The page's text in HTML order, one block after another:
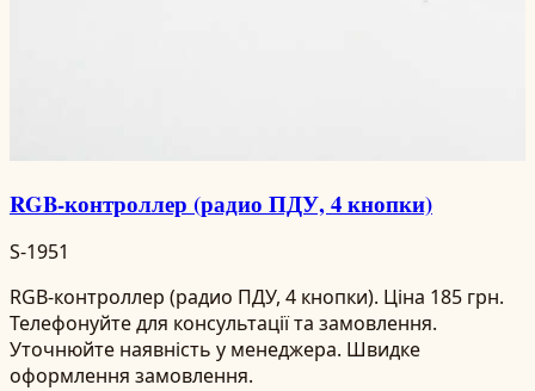
RGB-контроллер (радио ПДУ, 4 кнопки)
S-1951
RGB-контроллер (радио ПДУ, 4 кнопки). Ціна 185 грн.
Телефонуйте для консультації та замовлення.
Уточнюйте наявність у менеджера. Швидке
оформлення замовлення.